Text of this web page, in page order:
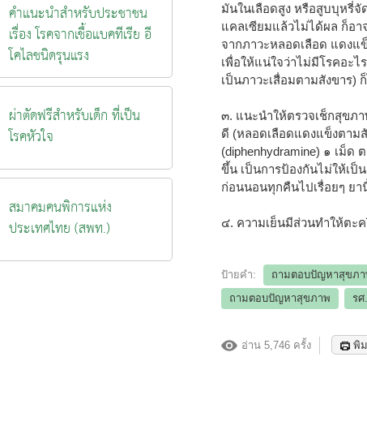
มันในเลือดสูง หรือสูบบุหรี่จั
แคลเซียมแล้วไม่ได้ผล ก็อา
จากภาวะหลอดเลือด แดงแ
เพื่อให้แน่ใจว่าไม่มีโรคอะ
เป็นภาวะเสื่อมตามสังขาร)
๓. แนะนำให้ตรวจเช็กสุขภ
ดี (หลอดเลือดแดงแข็งตาม
(diphenhydramine) ๑ เม็ด
ขึ้น เป็นการป้องกันไม่ให้เป็
ก่อนนอนทุกคืนไปเรื่อยๆ ยา
๔. ความเย็นมีส่วนทำให้ตะค
ป้ายคำ: ถามตอบปัญหาสุขภ
ถามตอบปัญหาสุขภาพ
รศ
อ่าน 5,746 ครั้ง พิ
คำแนะนำสำหรับประชาชน
เรื่อง โรคจากเชื้อแบคทีเรีย อี
โคไลชนิดรุนแรง
ผ่าตัดฟรีสำหรับเด็ก ที่เป็น
โรคหัวใจ
สมาคมคนพิการแห่ง
ประเทศไทย (สพท.)